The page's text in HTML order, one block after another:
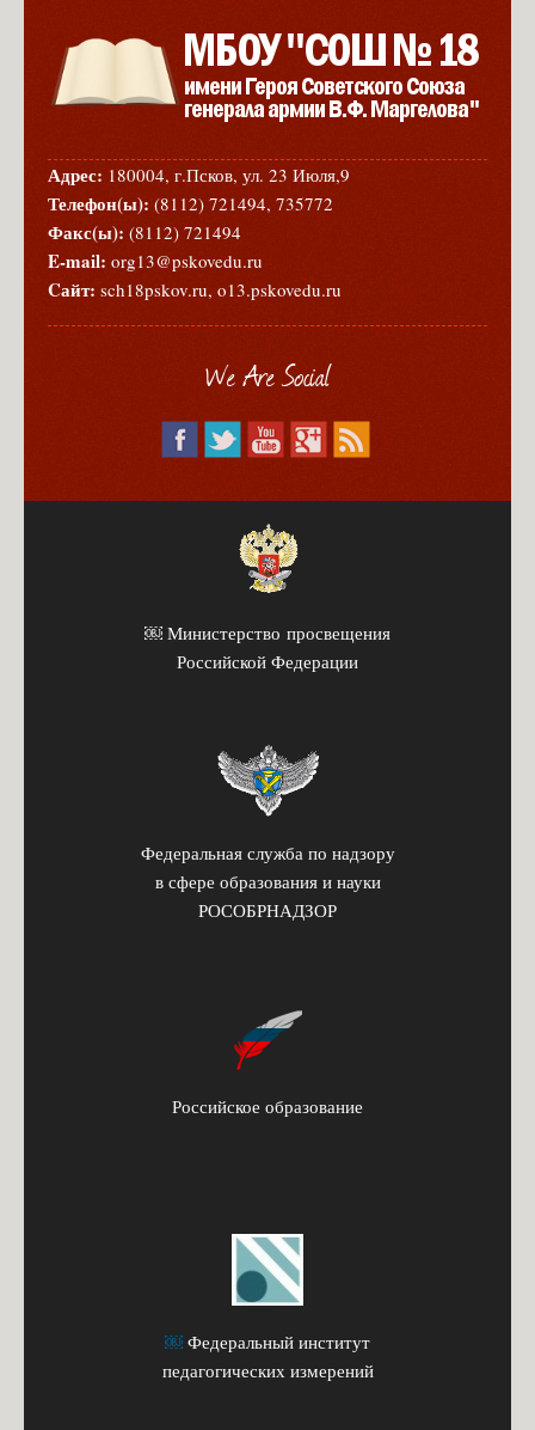
Адрес: 180004, г.Псков, ул. 23 Июля,9
Телефон(ы): (8112) 721494, 735772
Факс(ы): (8112) 721494
E-mail: org13@pskovedu.ru
Cайт: sch18pskov.ru, o13.pskovedu.ru
We Are Social
￼ Министерство просвещения
Российской Федерации
Федеральная служба по надзору
в сфере образования и науки
РОСОБРНАДЗОР
Российское образование
￼ Федеральный институт
педагогических измерений